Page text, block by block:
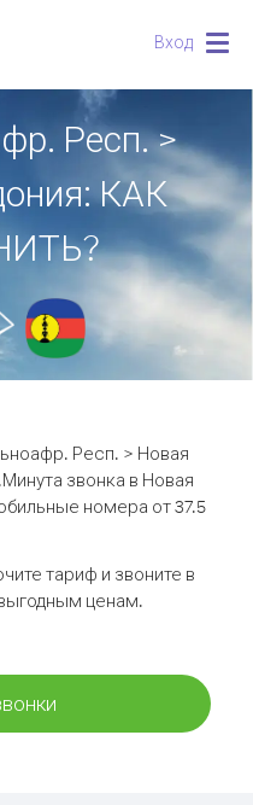
Вход
Респ. >
КАК
Респ. > Новая
Минута звонка в Новая
номера от 37.5
тариф и звоните в
ценам.